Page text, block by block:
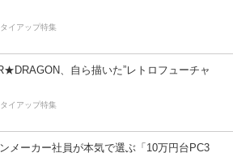
イアップ特集
、自ら描いた”レトロフューチャ
イアップ特集
メーカー社員が本気で選ぶ「10万円台PC3